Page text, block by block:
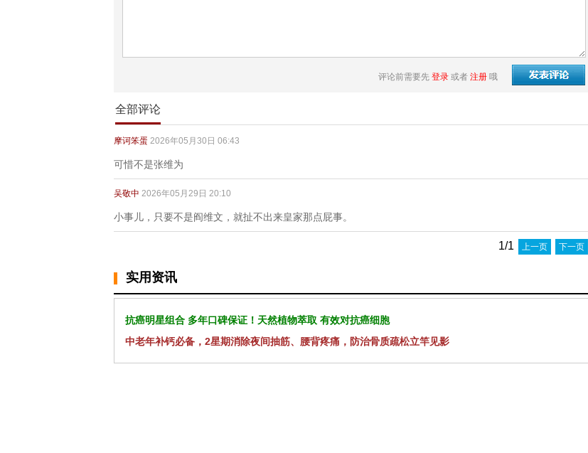
评论前需要先 登录 或者 注册 哦
全部评论
摩诃笨蛋 2026年05月30日 06:43
可惜不是张维为
吴敬中 2026年05月29日 20:10
小事儿，只要不是阎维文，就扯不出来皇家那点屁事。
1/1 上一页 下一页
实用资讯
抗癌明星组合 多年口碑保证！天然植物萃取 有效对抗癌细胞
中老年补钙必备，2星期消除夜间抽筋、腰背疼痛，防治骨质疏松立竿见影